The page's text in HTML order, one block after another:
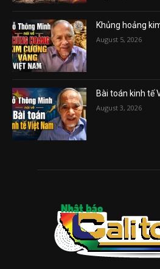
Khủng hoảng
August 5, 2026
Bài toán kinh tế
August 3, 2026